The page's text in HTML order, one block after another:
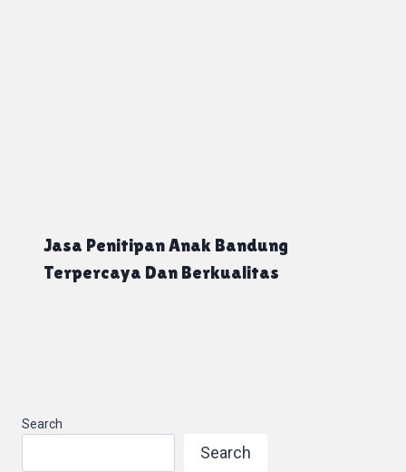
Jasa Penitipan Anak Bandung
Terpercaya Dan Berkualitas
Search
Search